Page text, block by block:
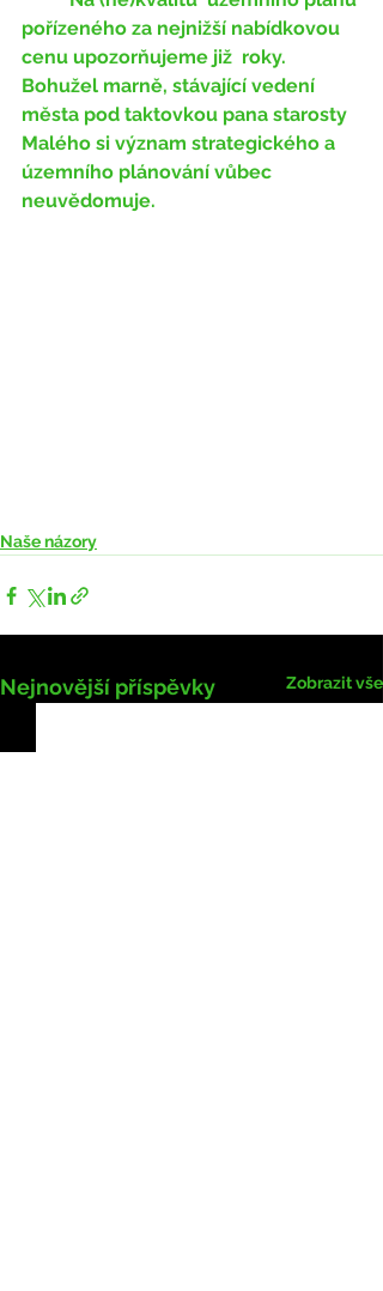
pořízeného za nejnižší nabídkovou
cenu upozorňujeme již  roky.
Bohužel marně, stávající vedení
města pod taktovkou pana starosty
Malého si význam strategického a
územního plánování vůbec
neuvědomuje.
Naše názory
Nejnovější příspěvky Zobrazit vše